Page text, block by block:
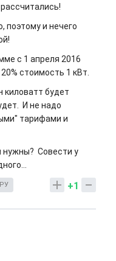
поэтому и нечего
с 1 апреля 2016
стоимость 1 кВт.
киловатт будет
И не надо
тарифами и
нужны? Совести у
+1